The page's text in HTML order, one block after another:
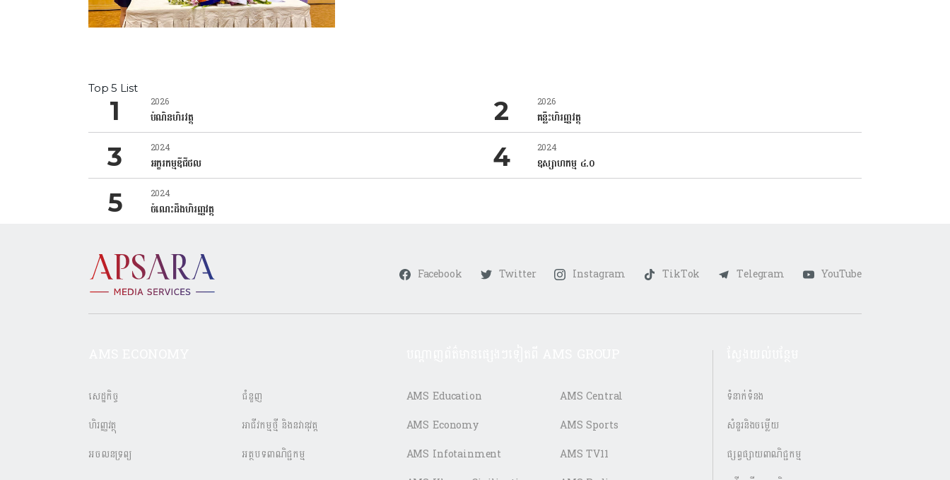
Top 5 List
2026
បំណិនហិរវត្ថុ
2026
គន្លឹះហិរញ្ញវត្ថុ
2024
អក្ខរកម្មឌីជីថល
2024
ឧស្សាហកម្ម ៤.០
2024
ចំណេះដឹងហិរញ្ញវត្ថុ
Facebook Twitter Instagram TikTok Telegram YouTube
សេដ្ឋកិច្ច
ហិរញ្ញវត្ថុ
អចលនទ្រព្យ
ជំនួញ
អាជីវកម្មថ្មី និងនវានុវត្ត
អត្ថបទពាណិជ្ជកម្ម
AMS Education
AMS Economy
AMS Infotainment
AMS Central
AMS Sports
AMS TV11
ទំនាក់ទំនង
សំនួរនិងចម្លើយ
ផ្សព្វផ្សាយពាណិជ្ជកម្ម